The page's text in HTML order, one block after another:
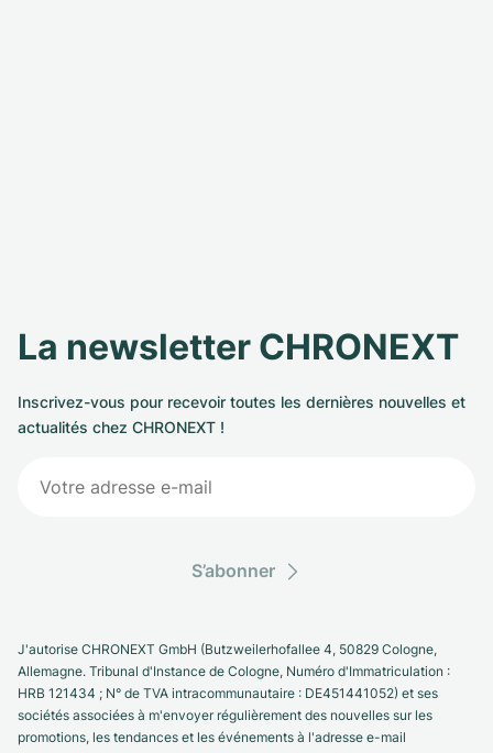
La newsletter CHRONEXT
Inscrivez-vous pour recevoir toutes les dernières nouvelles et
actualités chez CHRONEXT !
S’abonner
J'autorise CHRONEXT GmbH (Butzweilerhofallee 4, 50829 Cologne,
Allemagne. Tribunal d'Instance de Cologne, Numéro d'Immatriculation :
HRB 121434 ; N° de TVA intracommunautaire : DE451441052) et ses
sociétés associées à m'envoyer régulièrement des nouvelles sur les
promotions, les tendances et les événements à l'adresse e-mail